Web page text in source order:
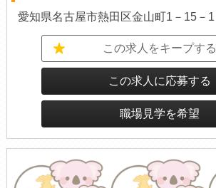
愛知県名古屋市熱田区金山町1－15－1
この求人をキープする
この求人に応募する
職場見学を希望